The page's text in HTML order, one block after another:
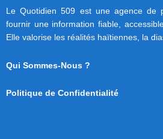
Le Quotidien 509 est une agence de
fournir une information fiable,
Elle valorise les réalités haïtiennes, la
Qui Sommes-Nous ?
Politique de Confidentialité